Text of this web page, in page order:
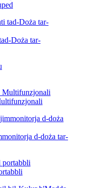
Doża tar-
d-doża tar-